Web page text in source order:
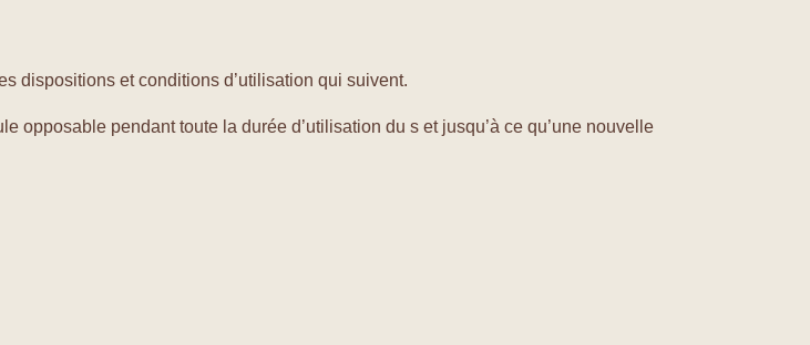
dispositions et conditions d’utilisation qui suivent.
opposable pendant toute la durée d’utilisation du s et jusqu’à ce qu’une nouvelle